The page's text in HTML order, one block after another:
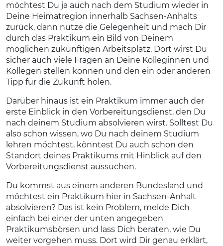
möchtest Du ja auch nach dem Studium wieder in
Deine Heimatregion innerhalb Sachsen-Anhalts
zurück, dann nutze die Gelegenheit und mach Dir
durch das Praktikum ein Bild von Deinem
möglichen zukünftigen Arbeitsplatz. Dort wirst Du
sicher auch viele Fragen an Deine Kolleginnen und
Kollegen stellen können und den ein oder anderen
Tipp für die Zukunft holen.
Darüber hinaus ist ein Praktikum immer auch der
erste Einblick in den Vorbereitungsdienst, den Du
nach deinem Studium absolvieren wirst. Solltest Du
also schon wissen, wo Du nach deinem Studium
lehren möchtest, könntest Du auch schon den
Standort deines Praktikums mit Hinblick auf den
Vorbereitungsdienst aussuchen.
Du kommst aus einem anderen Bundesland und
möchtest ein Praktikum hier in Sachsen-Anhalt
absolvieren? Das ist kein Problem, melde Dich
einfach bei einer der unten angegeben
Praktikumsbörsen und lass Dich beraten, wie Du
weiter vorgehen muss. Dort wird Dir genau erklärt,